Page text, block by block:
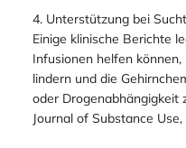
gebracht. Vorläufige
NAD+-Infusionen bei
wie Parkinson und
(Braidy et al., Frontiers in
4. Unterstützung bei